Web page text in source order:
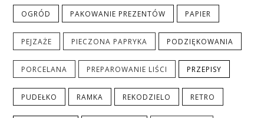
OGRÓD PAKOWANIE PREZENTÓW PAPIER
PEJZAŻE PIECZONA PAPRYKA PODZIĘKOWANIA
PORCELANA PREPAROWANIE LIŚCI PRZEPISY
PUDEŁKO RAMKA REKODZIELO RETRO